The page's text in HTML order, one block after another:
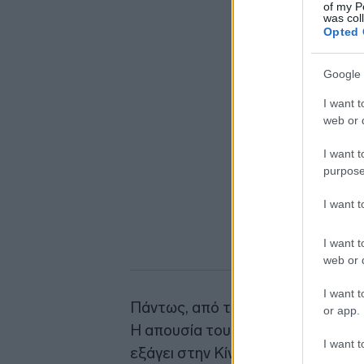
of my
was
Opted
Google
I want
web or
I want
I want
I want
web or
I want
or app.
I want
Πάντως, από την αποστολή
Η απουσία του θεωρείται πιθανό
εξάγει στην Κίνα τους